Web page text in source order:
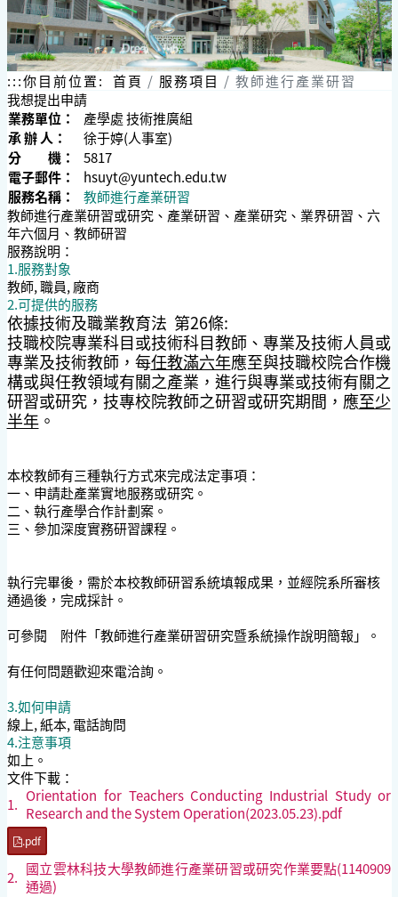
跳
到
主
要
內
容
區
塊
:::你目前位置: 首頁 服務項目
教師進行產業研習
我想提出申請
業務單位：
產學處 技術推廣組
承 辦 人：
徐于婷(人事室)
分 機：
5817
電子郵件：
hsuyt@yuntech.edu.tw
服務名稱：
教師進行產業研習
教師進行產業研習或研究、產業研習、產業研究、業界研習、六
年六個月、教師研習
服務說明：
1.服務對象
教師, 職員, 廠商
2.可提供的服務
依據技術及職業教育法 第26條:
技職校院專業科目或技術科目教師、專業及技術人員或
專業及技術教師，每任教滿六年應至與技職校院合作機
構或與任教領域有關之產業，進行與專業或技術有關之
研習或研究，技專校院教師之研習或研究期間，應至少
半年。
本校教師有三種執行方式來完成法定事項：
一、申請赴產業實地服務或研究。
二、執行產學合作計劃案。
三、參加深度實務研習課程。
執行完畢後，需於本校教師研習系統填報成果，並經院系所審核
通過後，完成採計。
可參閱 附件「教師進行產業研習研究暨系統操作說明簡報」。
有任何問題歡迎來電洽詢。
3.如何申請
線上, 紙本, 電話詢問
4.注意事項
如上。
文件下載：
1. Orientation for Teachers Conducting Industrial Study or
Research and the System Operation(2023.05.23).pdf
.pdf
2. 國立雲林科技大學教師進行產業研習或研究作業要點(1140909
通過)